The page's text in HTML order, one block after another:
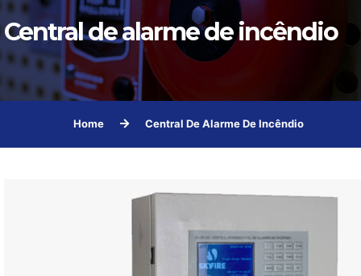
PRODUTOS
SUPORTE
TREINAMENTO
VÍDEOS
Central de alarme de incêndio
Home Central De Alarme De Incêndio